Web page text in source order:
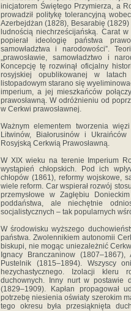
inicjatorem Świętego Przymierza, a
prowadził politykę tolerancyjną
Azerbejdżan (1828), Besarabię
ludnością niechrześcijańską. Carat
popierał ideologię państwa
samowładztwa i narodowości”.
„prawosławie, samowładztwo i
Koncepcję tę rozwinął oficjalny
rosyjskiej opublikowanej w
listopadowym starano się
imperium, a jej mieszkańców
prawosławną. W odróżnieniu od
w Cerkwi prawosławnej.
Ważnym elementem tworzenia
Litwinów, Białorusinów i
Rosyjską Cerkwią Prawosławną.
W XIX wieku na terenie Imperium
wystąpień chłopskich. Pod ich
chłopów (1861), reformy wojskowe,
wiele reform. Car wspierał rozwój
przemysłowe w Zagłębiu
poddaństwa, ale niechętnie
socjalistycznych – tak popularnych
W środowisku wyższego
państwa. Zwolennikiem autonomii
biskupi, nie mogąc uniezależnić
Ignacy Branczaninow
Pustelnik (1815–1894). Wszyscy
hezychastycznego. Izolacji kleru
duchownych. Inny nurt w postawie
(1829–1909). Kapłan propagował
potrzebę niesienia oświaty szerokim
tego okresu była przesiąknięta